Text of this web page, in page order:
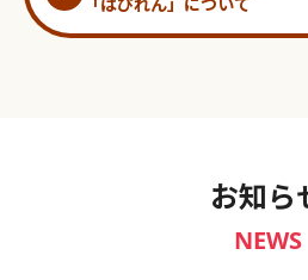
お知ら
NEWS